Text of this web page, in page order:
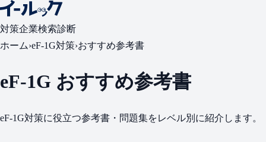
対策企業検索診断
ホーム›eF-1G対策›おすすめ参考書
eF-1G おすすめ参考書
eF-1G対策に役立つ参考書・問題集をレベル別に紹介します。